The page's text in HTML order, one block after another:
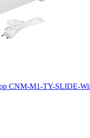
CNM-M1-TY-SLIDE-